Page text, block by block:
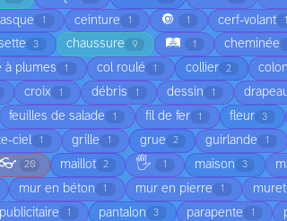
1 ceinture 1 🔘 1 cerf-volant 1
3 chaussure 9 🛤️ 1 cheminée
à plumes 1 col roulé 1 collier 2
croix 1 débris 1 dessin 1
feuilles de salade 1 fil de fer 1 fleur 3
ciel 1 grille 1 grue 2 guirlande 1
20 maillot 2 🖐️ 1 maison 3
mur en béton 1 mur en pierre 1
1 pantalon 3 parapente 1